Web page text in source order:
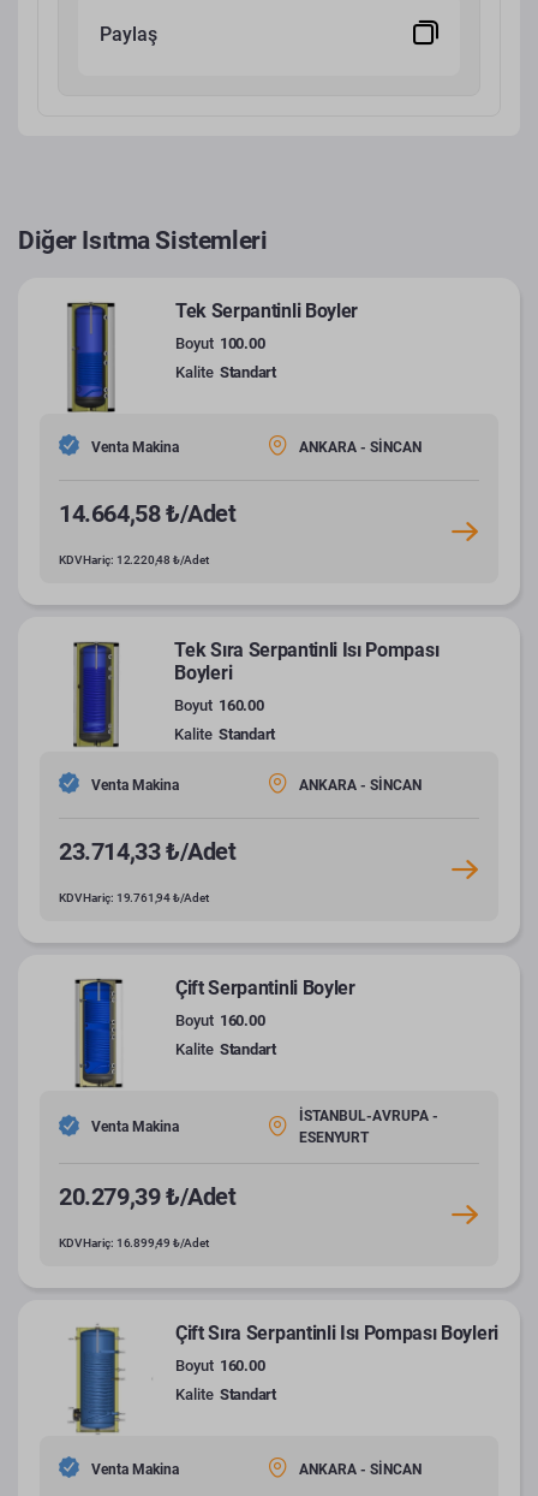
Paylaş
Diğer Isıtma Sistemleri
Tek Serpantinli Boyler
Boyut 100.00
Kalite Standart
Venta Makina ANKARA - SİNCAN
14.664,58 ₺/Adet
KDV Hariç: 12.220,48 ₺/Adet
Tek Sıra Serpantinli Isı Pompası
Boyleri
Boyut 160.00
Kalite Standart
Venta Makina ANKARA - SİNCAN
23.714,33 ₺/Adet
KDV Hariç: 19.761,94 ₺/Adet
Çift Serpantinli Boyler
Boyut 160.00
Kalite Standart
Venta Makina
İSTANBUL-AVRUPA -
ESENYURT
20.279,39 ₺/Adet
KDV Hariç: 16.899,49 ₺/Adet
Çift Sıra Serpantinli Isı Pompası Boyleri
Boyut 160.00
Kalite Standart
Venta Makina ANKARA - SİNCAN